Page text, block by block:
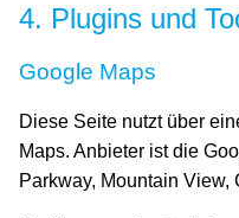
4. Plugins und
Google Maps
Diese Seite nutzt über
Maps. Anbieter ist die
Parkway, Mountain View,